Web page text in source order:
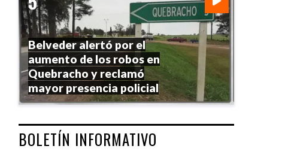
Belveder alertó por el
aumento de los robos en
Quebracho y reclamó
mayor presencia policial
BOLETÍN INFORMATIVO